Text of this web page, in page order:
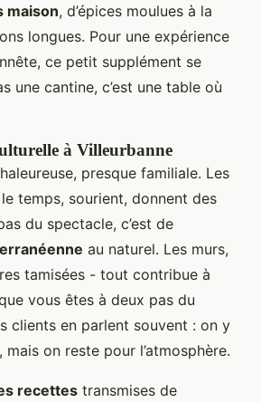
maison, d’épices moulues à la
longues. Pour une expérience
ce petit supplément se
une cantine, c’est une table où
à Villeurbanne
presque familiale. Les
temps, sourient, donnent des
du spectacle, c’est de
au naturel. Les murs,
tamisées - tout contribue à
vous êtes à deux pas du
clients en parlent souvent : on y
on reste pour l’atmosphère.
recettes transmises de